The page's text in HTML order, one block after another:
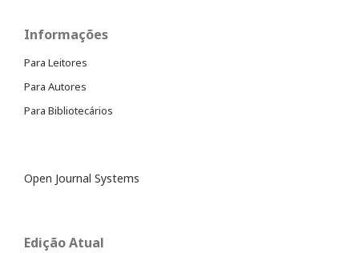
Informações
Para Leitores
Para Autores
Para Bibliotecários
Open Journal Systems
Edição Atual